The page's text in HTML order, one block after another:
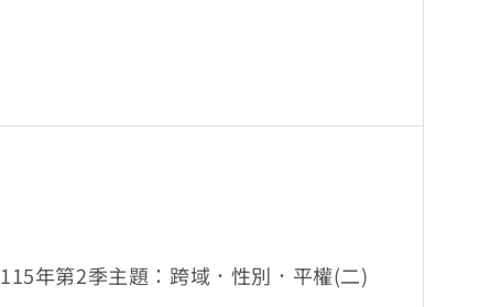
115年第2季主題：跨域．性別．平權(二)